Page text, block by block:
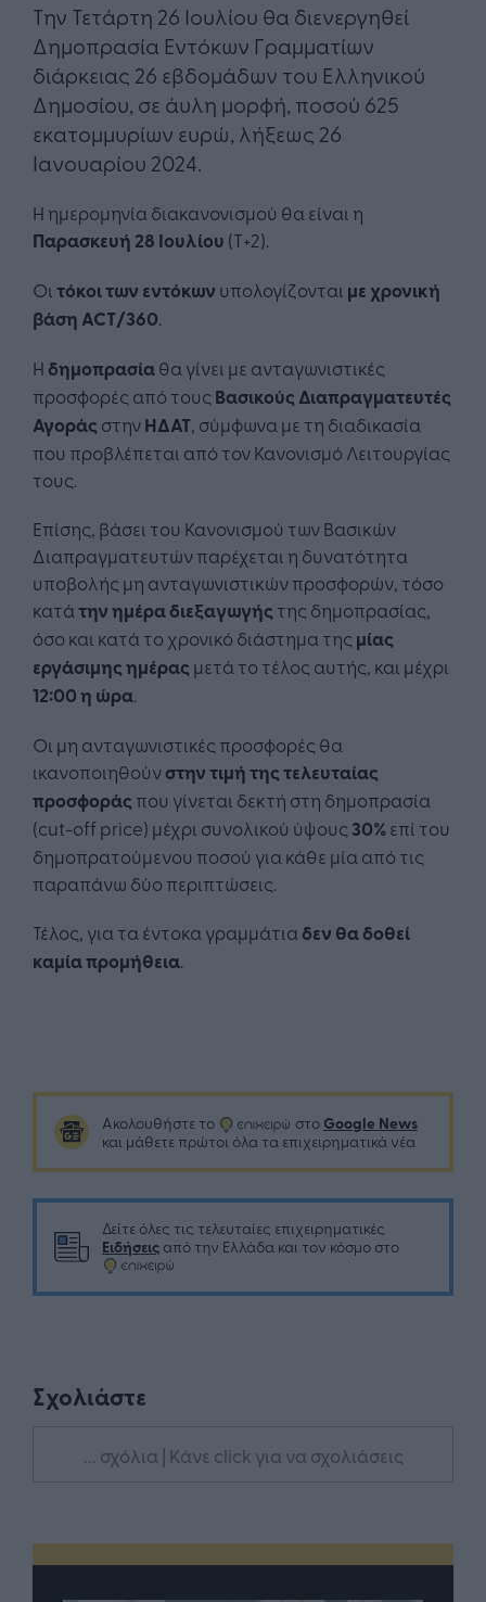
Την Τετάρτη 26 Ιουλίου θα διενεργηθεί
Δημοπρασία Εντόκων Γραμματίων
διάρκειας 26 εβδομάδων του Ελληνικού
Δημοσίου, σε άυλη μορφή, ποσού 625
εκατομμυρίων ευρώ, λήξεως 26
Ιανουαρίου 2024.
Η ημερομηνία διακανονισμού θα είναι η
Παρασκευή 28 Ιουλίου (Τ+2).
Οι τόκοι των εντόκων υπολογίζονται με χρονική
βάση ACT/360.
Ηδημοπρασίαθα γίνει με ανταγωνιστικές
προσφορές από τους Βασικούς Διαπραγματευτές
Αγοράς στηνΗΔΑΤ, σύμφωνα με τη διαδικασία
που προβλέπεται από τον Κανονισμό Λειτουργίας
τους.
Επίσης, βάσει του Κανονισμού των Βασικών
Διαπραγματευτών παρέχεται η δυνατότητα
υποβολής μη ανταγωνιστικών προσφορών, τόσο
κατάτην ημέρα διεξαγωγής της δημοπρασίας,
όσο και κατά το χρονικό διάστημα της μίας
εργάσιμης ημέρας μετά το τέλος αυτής, και μέχρι
12:00 η ώρα.
Οι μη ανταγωνιστικές προσφορές θα
ικανοποιηθούνστην τιμή της τελευταίας
προσφοράς που γίνεται δεκτή στη δημοπρασία
(cut-off price) μέχρι συνολικού ύψους 30%επί του
δημοπρατούμενου ποσού για κάθε μία από τις
παραπάνω δύο περιπτώσεις.
Τέλος, για τα έντοκα γραμμάτιαδεν θα δοθεί
καμία προμήθεια.
Ακολουθήστε το στο Google News
και μάθετε πρώτοι όλα τα επιχειρηματικά νέα
Δείτε όλες τις τελευταίες επιχειρηματικές
Ειδήσεις από την Ελλάδα και τον κόσμο στο
Σχολιάστε
... σχόλια | Κάνε click για να σχολιάσεις